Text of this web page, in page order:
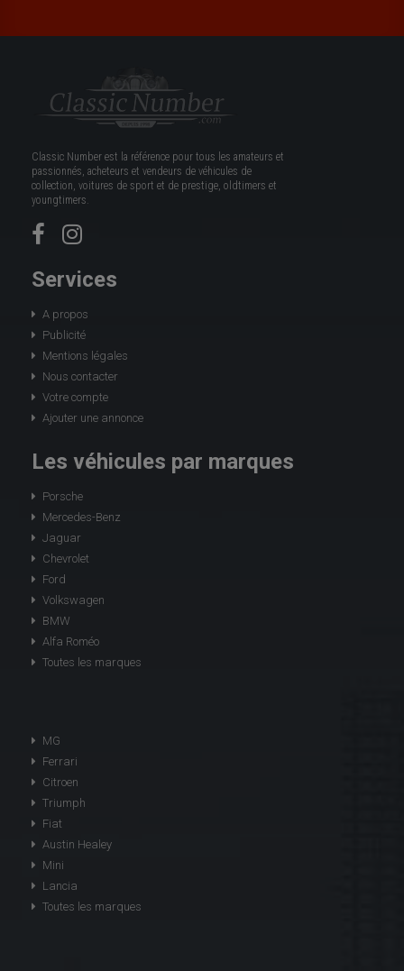
Classic Number est la référence pour tous les amateurs et
passionnés, acheteurs et vendeurs de véhicules de
collection, voitures de sport et de prestige, oldtimers et
youngtimers.
Services
A propos
Publicité
Mentions légales
Nous contacter
Votre compte
Ajouter une annonce
Les véhicules par marques
Porsche
Mercedes-Benz
Jaguar
Chevrolet
Ford
Volkswagen
BMW
Alfa Roméo
Toutes les marques
MG
Ferrari
Citroen
Triumph
Fiat
Austin Healey
Mini
Lancia
Toutes les marques